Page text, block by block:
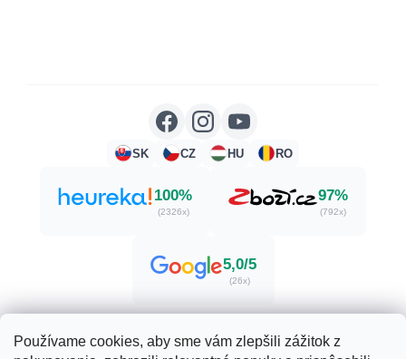
Používame cookies, aby sme vám zlepšili zážitok z
SK CZ HU RO
100%
(2326x)
97%
(792x)
5,0/5
(26x)